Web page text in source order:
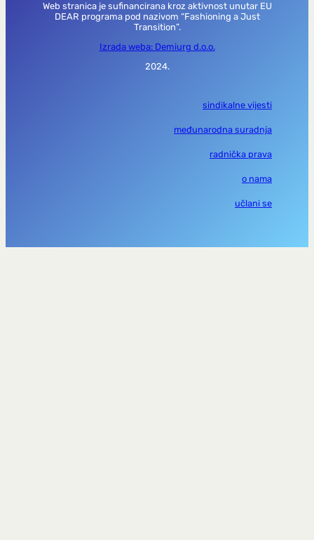
Web stranica je sufinancirana kroz aktivnost unutar EU
DEAR programa pod nazivom “Fashioning a Just
Transition”.
Izrada weba: Demiurg d.o.o.
2024.
sindikalne vijesti
međunarodna suradnja
radnička prava
o nama
učlani se